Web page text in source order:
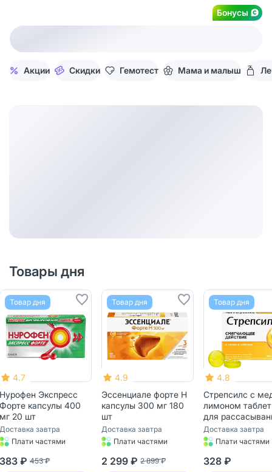
Бонусы
Акции Скидки Гемотест Мама и малыш
Товары дня
Товар дня
Эссенциале форте Н
капсулы 300 мг 180
шт
Доставка завтра
Плати частями
2 299 ₽
Товар дня
Стрепсилс с медом и
лимоном таблетки
для рассасывания 36
шт
Доставка завтра
Плати частями
328 ₽
Товар
наружного
1 шт
Доставка
Плати
695 ₽